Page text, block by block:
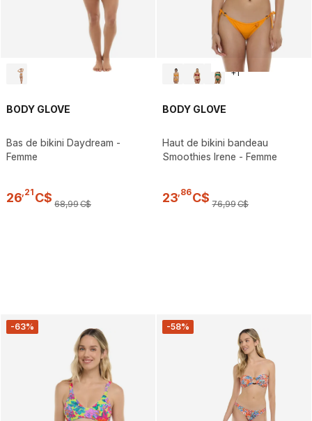
BODY GLOVE
Bas de bikini Daydream -
Femme
26 21 C$ 68,99C$
+1
BODY GLOVE
Haut de bikini bandeau
Smoothies Irene - Femme
23 86C$ 76,99C$
-63% -58%